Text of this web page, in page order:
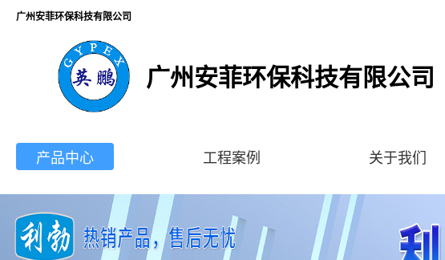
广州安菲环保科技有限公司
广州安菲环保科技有限公司
产品中心 工程案例 关于我们